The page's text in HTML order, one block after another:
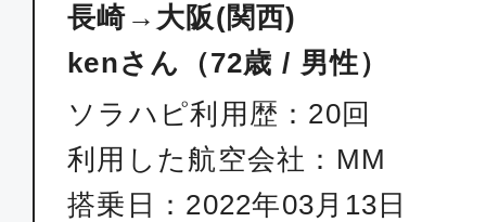
長崎→大阪(関西)
kenさん（72歳 / 男性）
ソラハピ利用歴：20回
利用した航空会社：MM
搭乗日：2022年03月13日